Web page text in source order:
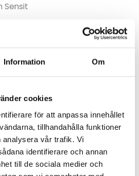
Information Om
cookies
för att anpassa innehållet
tillhandahålla funktioner
vår trafik. Vi
identifierare och annan
till de sociala medier och
Sensit
mätning av yttemperatur på rör.